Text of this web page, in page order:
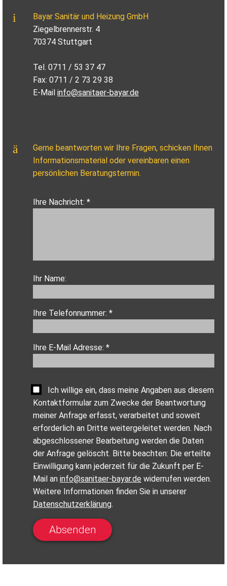
Bayar Sanitär und Heizung GmbH
Ziegelbrennerstr. 4
70374 Stuttgart
Tel. 0711 / 53 37 47
Fax: 0711 / 2 73 29 38
E-Mail info@sanitaer-bayar.de
Gerne beantworten wir Ihre Fragen, schicken Ihnen
Informationsmaterial oder vereinbaren einen
persönlichen Beratungstermin.
Ihre Nachricht: *
Ihr Name:
Ihre Telefonnummer: *
Ihre E-Mail Adresse: *
Ich willige ein, dass meine Angaben aus diesem
Kontaktformular zum Zwecke der Beantwortung
meiner Anfrage erfasst, verarbeitet und soweit
erforderlich an Dritte weitergeleitet werden. Nach
abgeschlossener Bearbeitung werden die Daten
der Anfrage gelöscht. Bitte beachten: Die erteilte
Einwilligung kann jederzeit für die Zukunft per E-
Mail an info@sanitaer-bayar.de widerrufen werden.
Weitere Informationen finden Sie in unserer
Datenschutzerklärung.